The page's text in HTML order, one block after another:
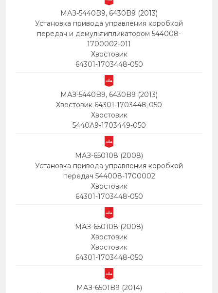
МАЗ-5440B9, 6430B9 (2013)
Установка привода управления коробкой
передач и демультипликатором 544008-
1700002-011
Хвостовик
64301-1703448-050
МАЗ-5440B9, 6430B9 (2013)
Хвостовик 64301-1703448-050
Хвостовик
5440А9-1703449-050
МАЗ-650108 (2008)
Установка привода управления коробкой
передач 544008-1700002
Хвостовик
64301-1703448-050
МАЗ-650108 (2008)
Хвостовик
Хвостовик
64301-1703448-050
МАЗ-6501B9 (2014)